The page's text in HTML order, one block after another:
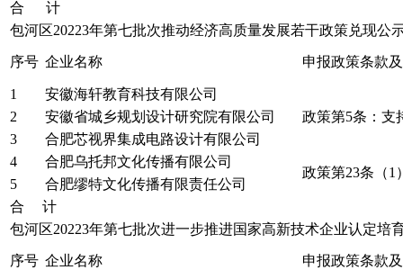
合 计
包河区20223年第七批次推动经济高质量发展若干政策兑现公
序号 企业名称 申报政策条款
1
安徽海轩教育科技有限公司
政策第5条：支
2
安徽省城乡规划设计研究院有限公司
3
合肥芯视界集成电路设计有限公司
4
合肥乌托邦文化传播有限公司
政策第23条（1
5
合肥缪特文化传播有限责任公司
合 计
包河区20223年第七批次进一步推进国家高新技术企业认定培
序号 企业名称 申报政策条款